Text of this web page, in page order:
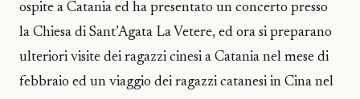
ospite a Catania ed ha presentato un concerto presso
la Chiesa di Sant’Agata La Vetere, ed ora si preparano
ulteriori visite dei ragazzi cinesi a Catania nel mese di
febbraio ed un viaggio dei ragazzi catanesi in Cina nel